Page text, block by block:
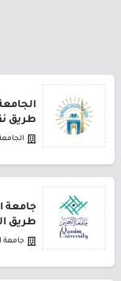
طريق
طريق
جامعة